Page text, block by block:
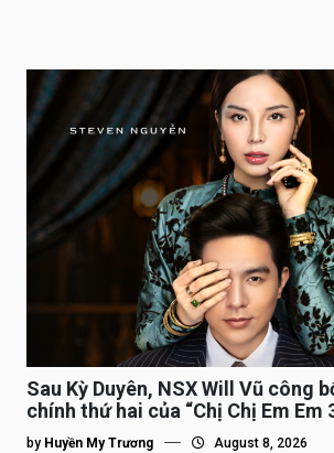
Sau Kỳ Duyên, NSX Will Vũ công
chính thứ hai của “Chị Chị Em Em
by Huyền My Trương August 8, 2026